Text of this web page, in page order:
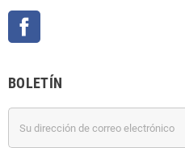
BOLETÍN